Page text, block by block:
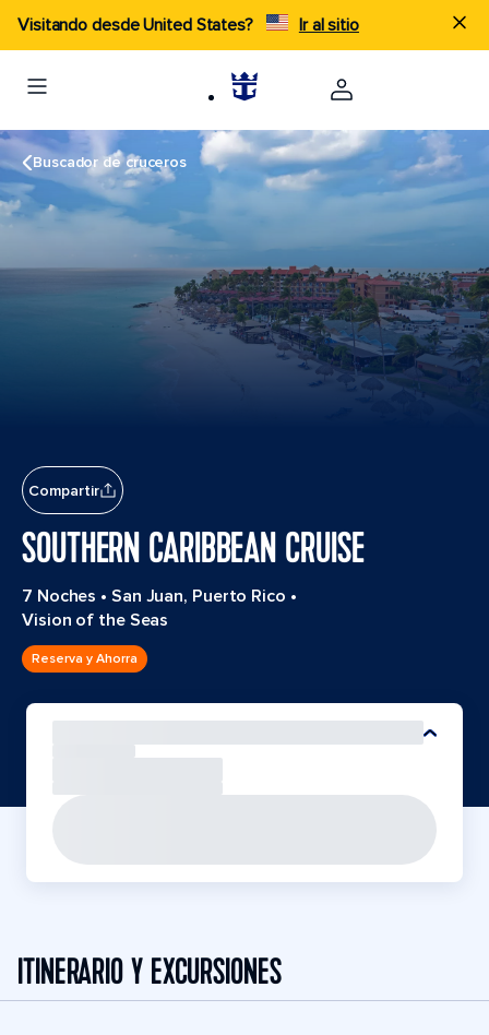
Visitando desde United States? Ir al sitio
Buscador de cruceros
Compartir
SOUTHERN CARIBBEAN CRUISE
7 Noches • San Juan, Puerto Rico •
Vision of the Seas
Reserva y Ahorra
ITINERARIO Y EXCURSIONES